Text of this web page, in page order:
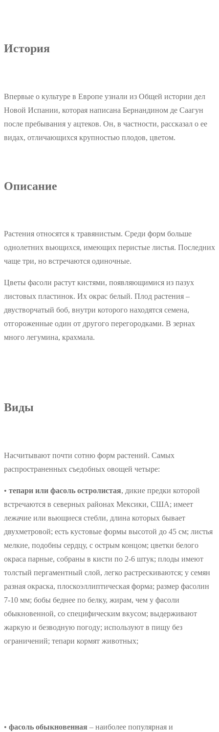
История
Впервые о культуре в Европе узнали из Общей истории дел
Новой Испании, которая написана Бернандином де Саагун
после пребывания у ацтеков. Он, в частности, рассказал о ее
видах, отличающихся крупностью плодов, цветом.
Описание
Растения относятся к травянистым. Среди форм больше
однолетних вьющихся, имеющих перистые листья. Последних
чаще три, но встречаются одиночные.
Цветы фасоли растут кистями, появляющимися из пазух
листовых пластинок. Их окрас белый. Плод растения –
двустворчатый боб, внутри которого находятся семена,
отгороженные один от другого перегородками. В зернах
много легумина, крахмала.
Виды
Насчитывают почти сотню форм растений. Самых
распространенных съедобных овощей четыре:
• тепари или фасоль остролистая, дикие предки которой
встречаются в северных районах Мексики, США; имеет
лежачие или вьющиеся стебли, длина которых бывает
двухметровой; есть кустовые формы высотой до 45 см; листья
мелкие, подобны сердцу, с острым концом; цветки белого
окраса парные, собраны в кисти по 2-6 штук; плоды имеют
толстый пергаментный слой, легко растрескиваются; у семян
разная окраска, плоскоэллиптическая форма; размер фасолин
7-10 мм; бобы беднее по белку, жирам, чем у фасоли
обыкновенной, со специфическим вкусом; выдерживают
жаркую и безводную погоду; используют в пищу без
ограничений; тепари кормят животных;
• фасоль обыкновенная – наиболее популярная и